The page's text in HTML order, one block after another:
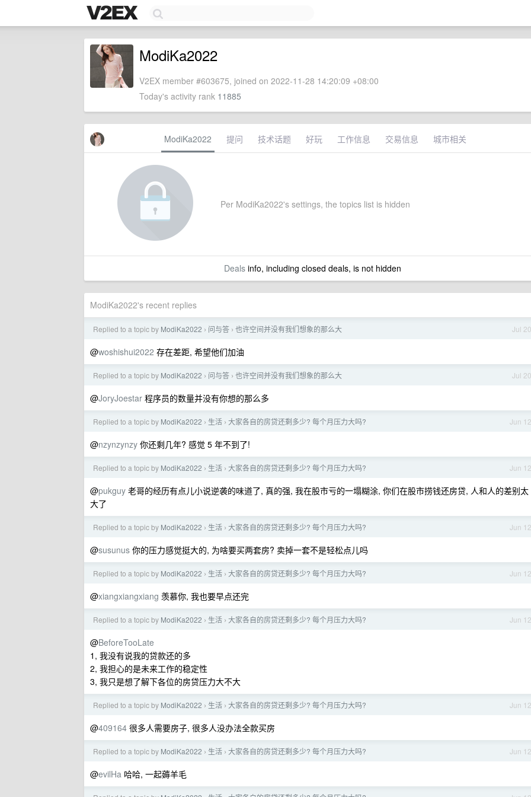
ModiKa2022
V2EX member #603675, joined on 2022-11-28 14:20:09 +08:00
Today's activity rank 11885
ModiKa2022 提问 技术话题 好玩 工作信息 交易信息 城市相关
Per ModiKa2022's settings, the topics list is hidden
Dealsinfo, including closed deals, is not hidden
ModiKa2022's recent replies
Jul 20
Replied to a topic by ModiKa2022 › 问与答 › 也许空间并没有我们想象的那么大
@woshishui2022 存在差距, 希望他们加油
Jul 20
Replied to a topic by ModiKa2022 › 问与答 › 也许空间并没有我们想象的那么大
@JoryJoestar 程序员的数量并没有你想的那么多
Jun 12
Replied to a topic by ModiKa2022 › 生活 › 大家各自的房贷还剩多少? 每个月压力大吗?
@nzynzynzy 你还剩几年? 感觉 5 年不到了!
Jun 12
Replied to a topic by ModiKa2022 › 生活 › 大家各自的房贷还剩多少? 每个月压力大吗?
@pukguy 老哥的经历有点儿小说逆袭的味道了, 真的强, 我在股市亏的一塌糊涂, 你们在股市捞钱还房贷, 人和人的差别太
大了
Jun 12
Replied to a topic by ModiKa2022 › 生活 › 大家各自的房贷还剩多少? 每个月压力大吗?
@susunus 你的压力感觉挺大的, 为啥要买两套房? 卖掉一套不是轻松点儿吗
Jun 12
Replied to a topic by ModiKa2022 › 生活 › 大家各自的房贷还剩多少? 每个月压力大吗?
@xiangxiangxiang 羡慕你, 我也要早点还完
Jun 12
Replied to a topic by ModiKa2022 › 生活 › 大家各自的房贷还剩多少? 每个月压力大吗?
@BeforeTooLate
1, 我没有说我的贷款还的多
2, 我担心的是未来工作的稳定性
3, 我只是想了解下各位的房贷压力大不大
Jun 12
Replied to a topic by ModiKa2022 › 生活 › 大家各自的房贷还剩多少? 每个月压力大吗?
@409164 很多人需要房子, 很多人没办法全款买房
Jun 12
Replied to a topic by ModiKa2022 › 生活 › 大家各自的房贷还剩多少? 每个月压力大吗?
@evilHa 哈哈, 一起薅羊毛